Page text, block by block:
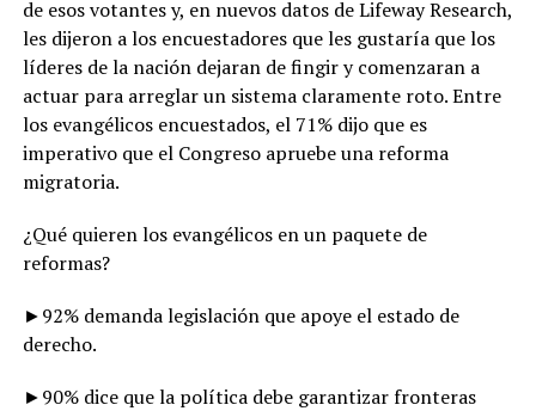
de esos votantes y, en nuevos datos de Lifeway Research,
les dijeron a los encuestadores que les gustaría que los
líderes de la nación dejaran de fingir y comenzaran a
actuar para arreglar un sistema claramente roto. Entre
los evangélicos encuestados, el 71% dijo que es
imperativo que el Congreso apruebe una reforma
migratoria.
¿Qué quieren los evangélicos en un paquete de
reformas?
►92% demanda legislación que apoye el estado de
derecho.
►90% dice que la política debe garantizar fronteras